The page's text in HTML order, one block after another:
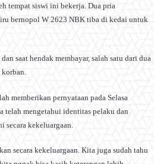
tempat siswi ini bekerja. Dua pria
bernopol W 2623 NBK tiba di kedai untuk
saat hendak membayar, salah satu dari dua
korban.
memberikan pernyataan pada Selasa
mengetahui identitas pelaku dan
secara kekeluargaan.
secara kekeluargaan. Kita juga sudah tahu